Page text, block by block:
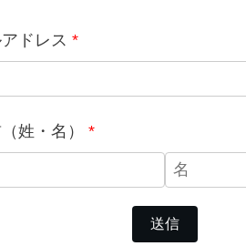
ドレス *
姓・名） *